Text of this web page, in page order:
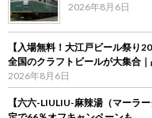
2026年8月6日
【入場無料！大江戸ビール祭り
全国のクラフトビールが大集合｜
2026年8月6日
【六六-LIULIU-麻辣湯（マーラ